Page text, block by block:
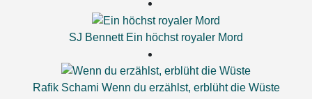
SJ Bennett Ein höchst royaler Mord
Rafik Schami Wenn du erzählst, erblüht die Wüste